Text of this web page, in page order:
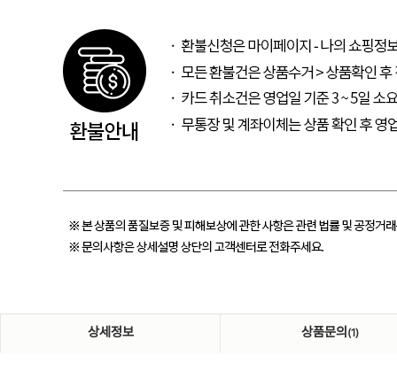
상세정보 상품문의 (1)